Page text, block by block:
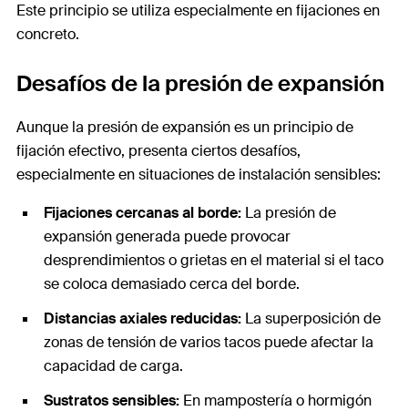
Este principio se utiliza especialmente en fijaciones en
concreto.
Desafíos de la presión de expansión
Aunque la presión de expansión es un principio de
fijación efectivo, presenta ciertos desafíos,
especialmente en situaciones de instalación sensibles:
Fijaciones cercanas al borde: La presión de
expansión generada puede provocar
desprendimientos o grietas en el material si el taco
se coloca demasiado cerca del borde.
Distancias axiales reducidas: La superposición de
zonas de tensión de varios tacos puede afectar la
capacidad de carga.
Sustratos sensibles: En mampostería o hormigón